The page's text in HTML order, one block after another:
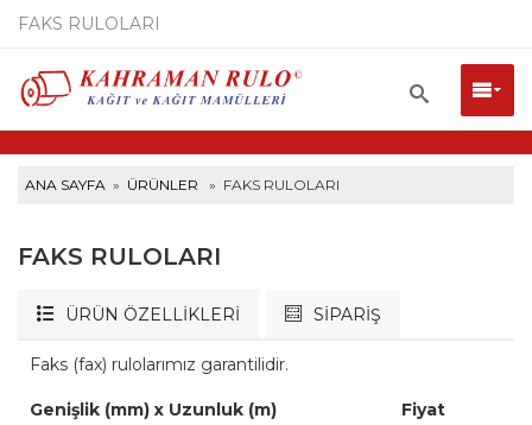
FAKS RULOLARI
ANA SAYFA » ÜRÜNLER » FAKS RULOLARI
FAKS RULOLARI
ÜRÜN ÖZELLİKLERİ SİPARİŞ
Faks (fax) rulolarımız garantilidir.
Genişlik (mm) x Uzunluk (m) Fiyat